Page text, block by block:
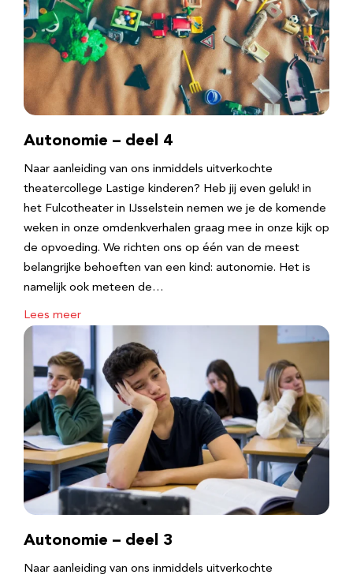
Autonomie – deel 4
Naar aanleiding van ons inmiddels uitverkochte
theatercollege Lastige kinderen? Heb jij even geluk! in
het Fulcotheater in IJsselstein nemen we je de komende
weken in onze omdenkverhalen graag mee in onze kijk op
de opvoeding. We richten ons op één van de meest
belangrijke behoeften van een kind: autonomie. Het is
namelijk ook meteen de…
Lees meer
Autonomie – deel 3
Naar aanleiding van ons inmiddels uitverkochte